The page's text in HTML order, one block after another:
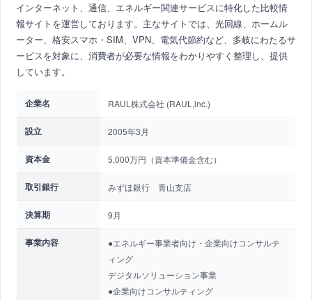
インターネット、通信、エネルギー関連サービスに特化した比較情
報サイトを運営しております。主なサイトでは、光回線、ホームル
ーター、格安スマホ・SIM、VPN、電気代節約など、多岐にわたるサ
ービスを対象に、消費者が必要な情報をわかりやすく整理し、提供
しています。
企業名 RAUL株式会社 (RAUL,inc.)
設立 2005年3月
資本金 5,000万円（資本準備金含む）
取引銀行 みずほ銀行 青山支店
決算期 9月
事業内容
●エネルギー事業者向け・企業向けコンサルテ
ィング
デジタルソリューション事業
●企業向けコンサルティング